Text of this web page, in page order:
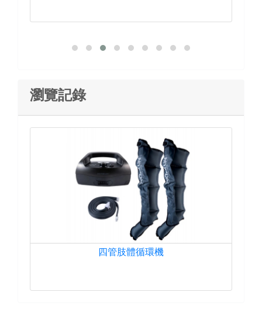
瀏覽記錄
四管肢體循環機